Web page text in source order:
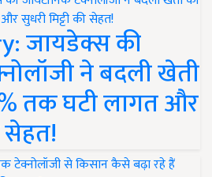
जायडेक्स की
ने बदली खेती
तक घटी लागत और
सेहत!